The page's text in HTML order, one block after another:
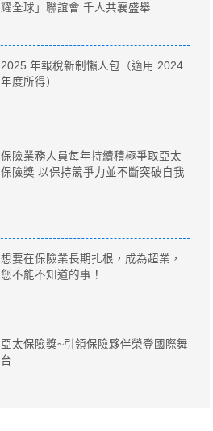
耀全球」聯誼會 千人共襄盛舉
2025 年報稅新制懶人包（適用 2024
年度所得）
保險業務人員每年持續積極爭取亞太
保險獎 以保持競爭力並不斷突破自我
想要在保險業長期扎根，成為超業，
您不能不知道的事！
亞太保險獎~引領保險夥伴榮登國際舞
台